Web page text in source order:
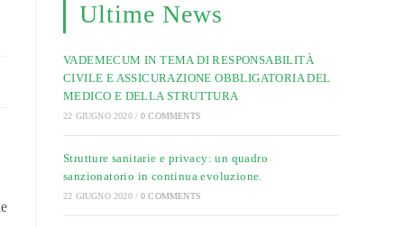
Ultime News
VADEMECUM IN TEMA DI RESPONSABILITÀ
CIVILE E ASSICURAZIONE OBBLIGATORIA DEL
MEDICO E DELLA STRUTTURA
22 GIUGNO 2020 / 0 COMMENTS
Strutture sanitarie e privacy: un quadro
sanzionatorio in continua evoluzione.
22 GIUGNO 2020 / 0 COMMENTS